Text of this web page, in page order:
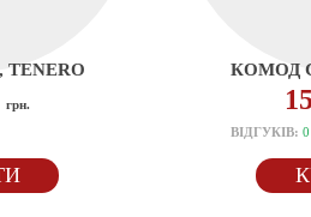
грн.
КОМОД
ВІДГУКІВ: 0